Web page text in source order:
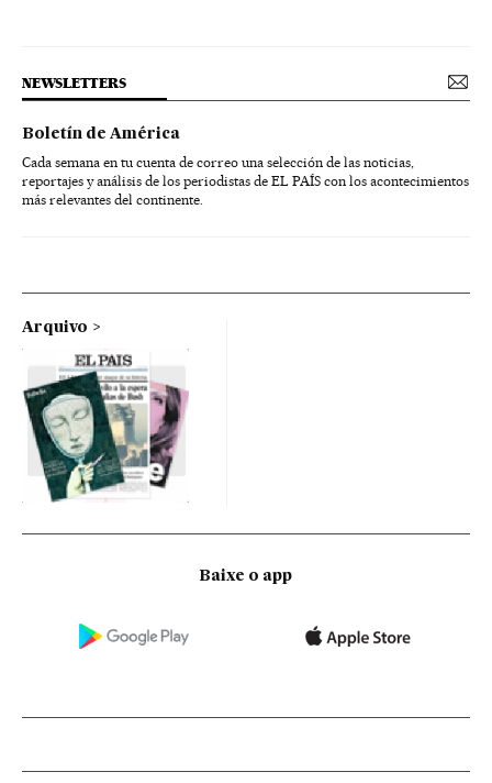
NEWSLETTERS
Boletín de América
Cada semana en tu cuenta de correo una selección de las noticias,
reportajes y análisis de los periodistas de EL PAÍS con los acontecimientos
más relevantes del continente.
Arquivo
Baixe o app